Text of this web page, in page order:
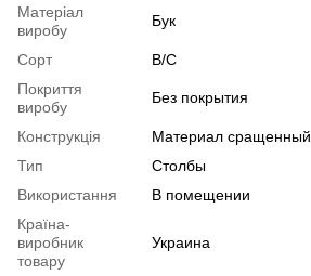
Матеріал
виробу
Бук
Сорт
В/С
Покриття
виробу
Без покрытия
Конструкція
Материал сращенный
Тип
Столбы
Використання
В помещении
Країна-
виробник
товару
Украина